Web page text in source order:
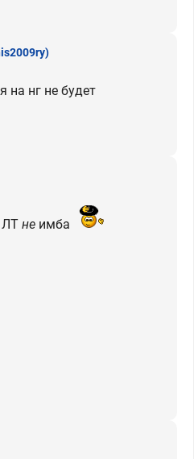
на нг не будет
ЛТ не имба